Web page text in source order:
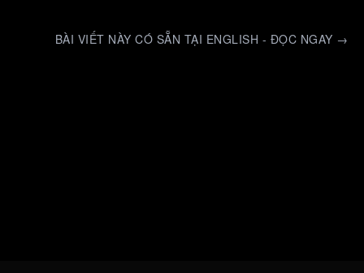
BÀI VIẾT NÀY CÓ SẴN TẠI ENGLISH - ĐỌC NGAY →